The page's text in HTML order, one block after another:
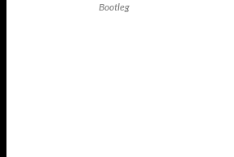
Bootleg